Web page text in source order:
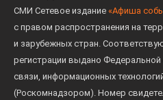
СМИ Сетевое издание «Афиша
с правом распространения на
и зарубежных стран.
регистрации выдано
связи, информационных
(Роскомнадзором). Номер